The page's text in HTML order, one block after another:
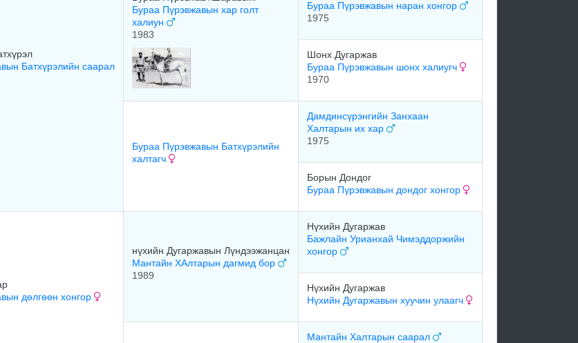
Батхүрэлийн саарал
Бураа Пүрэвжавын хар голт
халиун
1983
Бураа Пүрэвжавын наран хонгор
1975
Шонх Дугаржав
Бураа Пүрэвжавын шонх халиугч
1970
Бураа Пүрэвжавын Батхүрэлийн
халтагч
Дамдинсүрэнгийн Занхаан
Халтарын их хар
1975
Борын Дондог
Бураа Пүрэвжавын дондог хонгор
дөлгөөн хонгор
нүхийн Дугаржавын Лүндээжанцан
Мантайн ХАлтарын дагмид бор
1989
Нүхийн Дугаржав
Бажлайн Урианхай Чимэддоржийн
хонгор
Нүхийн Дугаржав
Нүхийн Дугаржавын хуучин улаагч
Мантайн Халтарын саарал